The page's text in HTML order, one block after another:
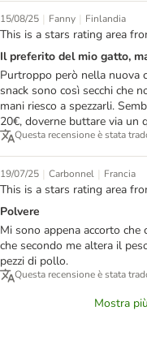
15/08/25 | Fanny | Finlandia
This is a stars rating area
Il preferito del mio gatto,
Purtroppo però nella nuova
snack sono così secchi che
mani riesco a spezzarli.
20€, doverne buttare via un
Questa recensione è stata
19/07/25 | Carbonnel | Francia
This is a stars rating area
Polvere
Mi sono appena accorto
che secondo me altera il
pezzi di pollo.
Questa recensione è stata
Mostra